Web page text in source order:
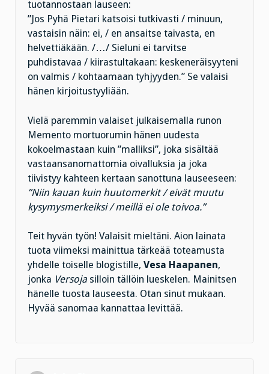
tuotannostaan lauseen:
”Jos Pyhä Pietari katsoisi tutkivasti / minuun,
vastaisin näin: ei, / en ansaitse taivasta, en
helvettiäkään. /…/ Sieluni ei tarvitse
puhdistavaa / kiirastultakaan: keskeneräisyyteni
on valmis / kohtaamaan tyhjyyden.” Se valaisi
hänen kirjoitustyyliään.
Vielä paremmin valaiset julkaisemalla runon
Memento mortuorumin hänen uudesta
kokoelmastaan kuin ”malliksi”, joka sisältää
vastaansanomattomia oivalluksia ja joka
tiivistyy kahteen kertaan sanottuna lauseeseen:
”Niin kauan kuin huutomerkit / eivät muutu
kysymysmerkeiksi / meillä ei ole toivoa.”
Teit hyvän työn! Valaisit mieltäni. Aion lainata
tuota viimeksi mainittua tärkeää toteamusta
yhdelle toiselle blogistille, Vesa Haapanen,
jonka Versoja silloin tällöin lueskelen. Mainitsen
hänelle tuosta lauseesta. Otan sinut mukaan.
Hyvää sanomaa kannattaa levittää.